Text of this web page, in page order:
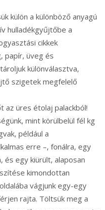
külön a különböző anyagú
hulladékgyűjtőbe a
cikkek
papír, üveg és
különválasztva,
szigetek megfelelő
az üres étolaj palackból!
mint körülbelül fél kg
például a
erre –, fonálra, egy
és egy kiürült, alaposan
kimondottan
vágjunk egy-egy
rajta. Töltsük meg a